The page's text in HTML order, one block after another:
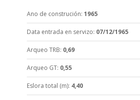
Ano de construción: 1965
Data entrada en servizo: 07/12/1965
Arqueo TRB: 0,69
Arqueo GT: 0,55
Eslora total (m): 4,40